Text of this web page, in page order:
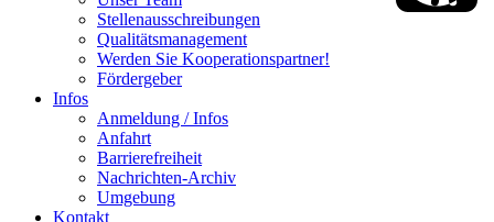
Stellenausschreibungen
Qualitätsmanagement
Werden Sie Kooperationspartner!
Fördergeber
Infos
Anmeldung / Infos
Anfahrt
Barrierefreiheit
Nachrichten-Archiv
Umgebung
Kontakt